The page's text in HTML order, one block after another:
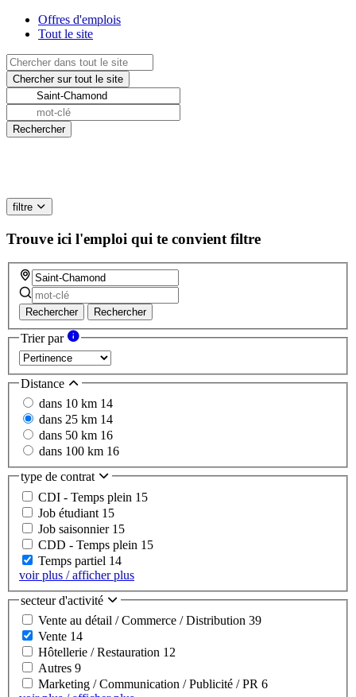
Offres d'emplois
Tout le site
filtre
Trouve ici l'emploi qui te convient filtre
Rechercher Rechercher
Trier par
Distance
dans 10 km 14
dans 25 km 14
dans 50 km 16
dans 100 km 16
type de contrat
CDI - Temps plein 15
Job étudiant 15
Job saisonnier 15
CDD - Temps plein 15
Temps partiel 14
voir plus / afficher plus
secteur d'activité
Vente au détail / Commerce / Distribution 39
Vente 14
Hôtellerie / Restauration 12
Autres 9
Marketing / Communication / Publicité / PR 6